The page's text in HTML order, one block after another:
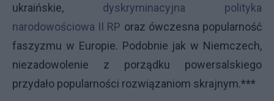
ukraińskie, dyskryminacyjna polityka
narodowościowa II RP oraz ówczesna popularność
faszyzmu w Europie. Podobnie jak w Niemczech,
niezadowolenie z porządku powersalskiego
przydało popularności rozwiązaniom skrajnym.***